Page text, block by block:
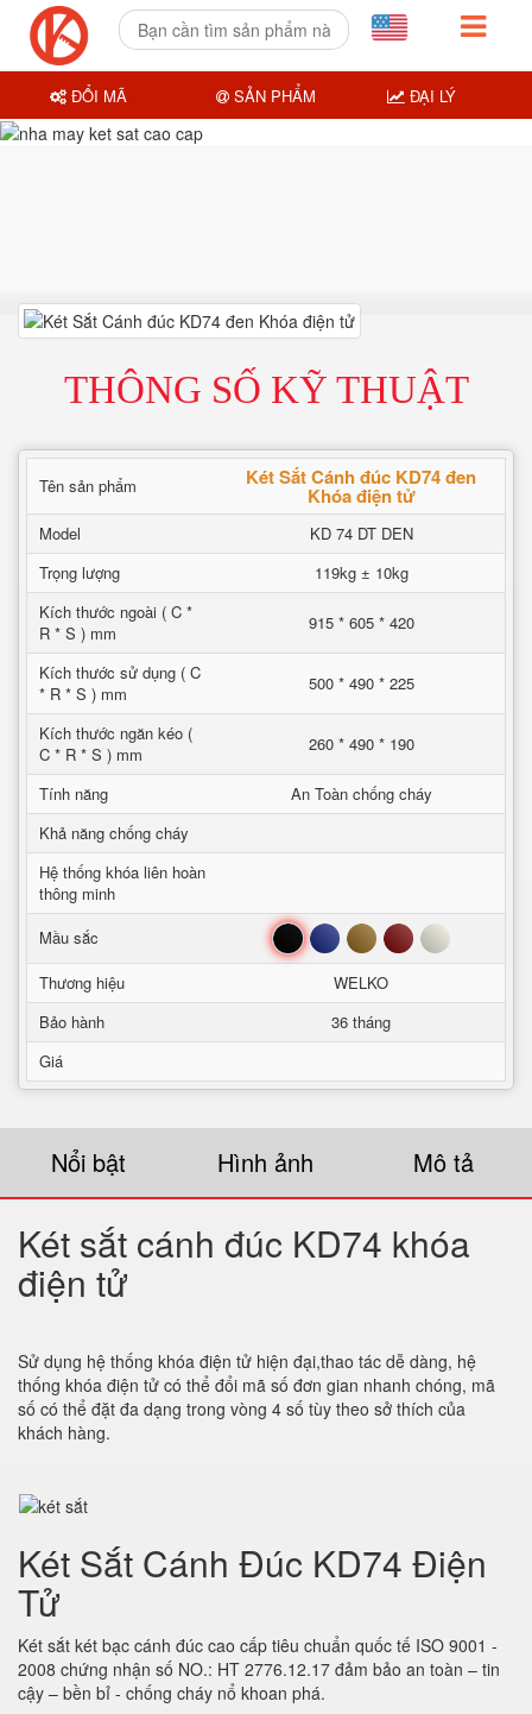
THÔNG SỐ KỸ THUẬT
Tên sản phẩm Két Sắt Cánh đúc KD74 đen
Khóa điện tử
Model
KD 74 DT DEN
Trọng lượng
119kg ± 10kg
Kích thước ngoài ( C *
R * S ) mm
915 * 605 * 420
Kích thước sử dụng ( C
* R * S ) mm
500 * 490 * 225
Kích thước ngăn kéo (
C * R * S ) mm
260 * 490 * 190
Tính năng
An Toàn chống cháy
Khả năng chống cháy
Hệ thống khóa liên hoàn
thông minh
Mầu sắc
Đen Xanh Nâu Đỏ Trắng
Thương hiệu
WELKO
Bảo hành
36 tháng
Giá
Nổi bật Hình ảnh Mô tả
Két sắt cánh đúc KD74 khóa
điện tử
Sử dụng hệ thống khóa điện tử hiện đại,thao tác dễ dàng, hệ
thống khóa điện tử có thể đổi mã số đơn gian nhanh chóng, mã
số có thể đặt đa dạng trong vòng 4 số tùy theo sở thích của
khách hàng.
Két Sắt Cánh Đúc KD74 Điện
Tử
Két sắt két bạc cánh đúc cao cấp tiêu chuẩn quốc tế ISO 9001 -
2008 chứng nhận số NO.: HT 2776.12.17 đảm bảo an toàn – tin
cậy – bền bỉ - chống cháy nổ khoan phá.
ĐỔI MÃ SẢN PHẨM ĐẠI LÝ